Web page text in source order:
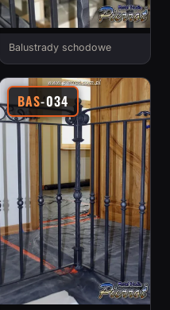
Balustrady schodowe
BAS-034